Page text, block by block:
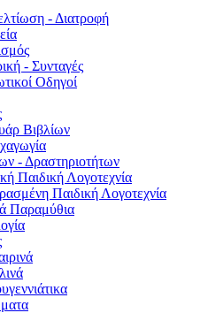
- Διατροφή
- Συνταγές
Οδηγοί
Βιβλίων
- Δραστηριοτήτων
Παιδική Λογοτεχνία
Παιδική Λογοτεχνία
Παραμύθια